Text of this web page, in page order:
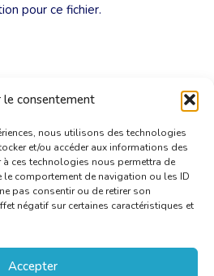
le consentement
nous utilisons des technologies
et/ou accéder aux informations des
ces technologies nous permettra de
comportement de navigation ou les ID
pas consentir ou de retirer son
négatif sur certaines caractéristiques et
Accepter
pour ce fichier.